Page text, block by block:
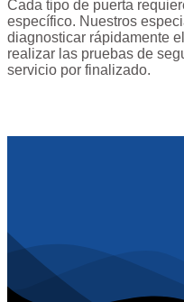
Cada tipo de puerta
específico. Nuestros
diagnosticar rápidamente
realizar las pruebas de
servicio por finalizado.